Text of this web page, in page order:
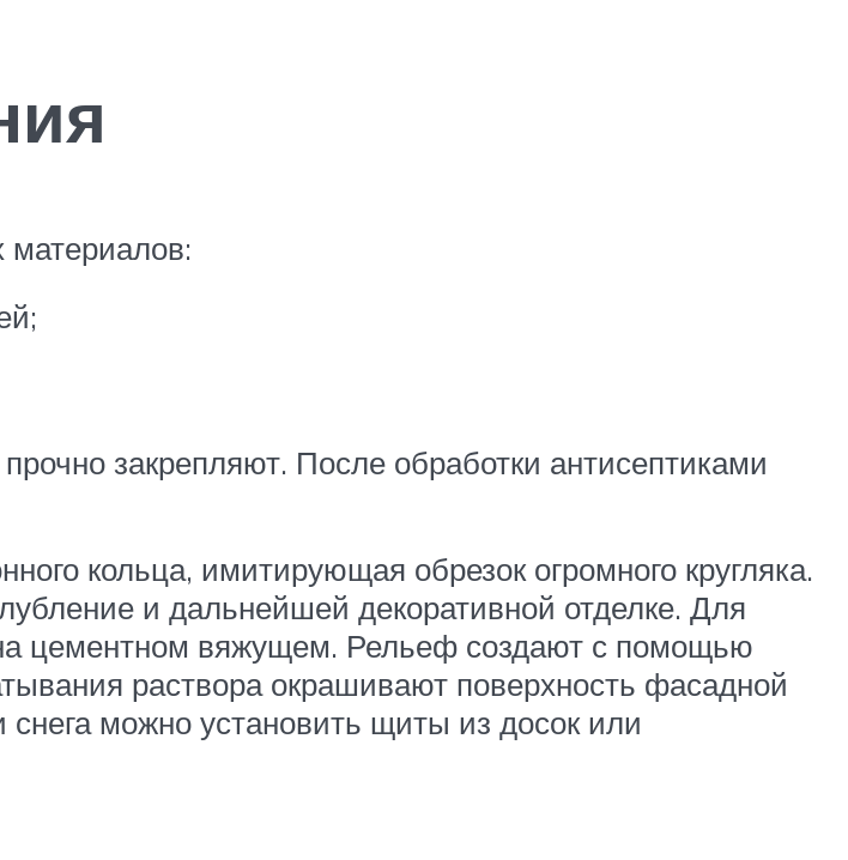
закрепляют. После обработки антисептиками
кольца, имитирующая обрезок огромного кругляка.
и дальнейшей декоративной отделке. Для
цементном вяжущем. Рельеф создают с помощью
раствора окрашивают поверхность фасадной
можно установить щиты из досок или